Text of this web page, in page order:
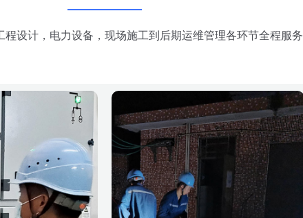
程设计，电力设备，现场施工到后期运维管理各环节全程服务